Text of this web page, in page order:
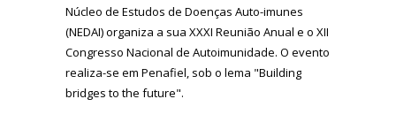
Núcleo de Estudos de Doenças Auto-imunes
(NEDAI) organiza a sua XXXI Reunião Anual e o XII
Congresso Nacional de Autoimunidade. O evento
realiza-se em Penafiel, sob o lema "Building
bridges to the future".